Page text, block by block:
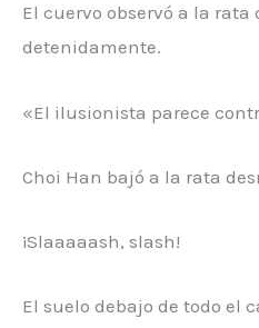
El cuervo observó a la rata
detenidamente.
«El ilusionista parece
Choi Han bajó a la rata
¡Slaaaaash, slash!
El suelo debajo de todo el